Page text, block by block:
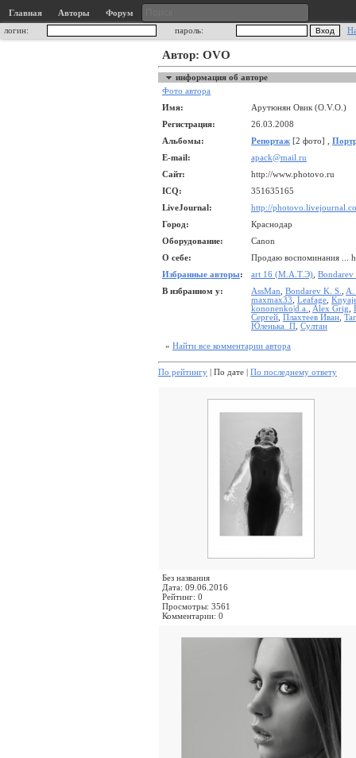
Главная Авторы
Форум
логин:
пароль:
Автор: OVO
информация об авторе
Фото автора
Имя:
Арутюнян Овик (O.V.O.)
Регистрация:
26.03.2008
Альбомы:
Репортаж [2 фото] ,
E-mail:
apack@mail.ru
Сайт:
http://www.photovo.ru
ICQ:
351635165
LiveJournal:
http://
Город:
Краснодар
Оборудование:
Canon
О себе:
Продаю воспоминания ...
Избранные авторы: art 16 (М.А.Т.Э) Bondarev
В избранном у:
AssMan Bondarev K. S.
A.
maxmax33
Leafage
kononenko|d.a.
Alex Grig
Сергей Плахтеев Иван
Юленька_П Султан
» Найти все комментарии автора
По рейтингу | По дате | По последнему ответу
Без названия
Дата: 09.06.2016
Рейтинг: 0
Просмотры: 3561
Комментарии: 0